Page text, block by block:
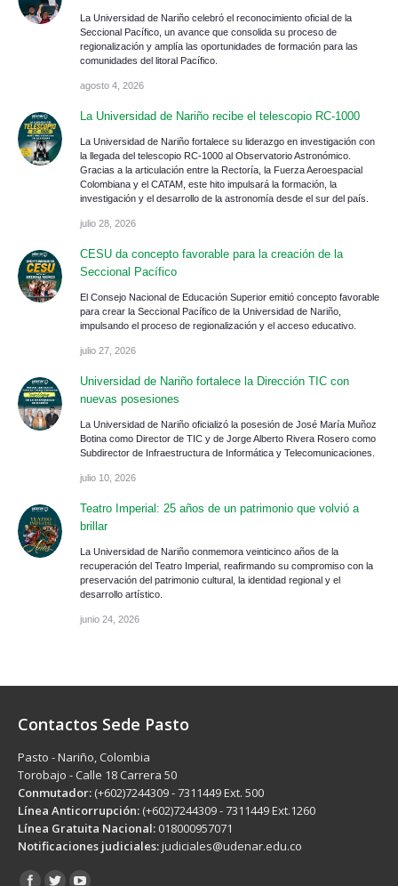
La Universidad de Nariño celebró el reconocimiento oficial de la
Seccional Pacífico, un avance que consolida su proceso de
regionalización y amplía las oportunidades de formación para las
comunidades del litoral Pacífico.
agosto 4, 2026
La Universidad de Nariño recibe el telescopio RC-1000
La Universidad de Nariño fortalece su liderazgo en investigación con
la llegada del telescopio RC-1000 al Observatorio Astronómico.
Gracias a la articulación entre la Rectoría, la Fuerza Aeroespacial
Colombiana y el CATAM, este hito impulsará la formación, la
investigación y el desarrollo de la astronomía desde el sur del país.
julio 28, 2026
CESU da concepto favorable para la creación de la
Seccional Pacífico
El Consejo Nacional de Educación Superior emitió concepto favorable
para crear la Seccional Pacífico de la Universidad de Nariño,
impulsando el proceso de regionalización y el acceso educativo.
julio 27, 2026
Universidad de Nariño fortalece la Dirección TIC con
nuevas posesiones
La Universidad de Nariño oficializó la posesión de José María Muñoz
Botina como Director de TIC y de Jorge Alberto Rivera Rosero como
Subdirector de Infraestructura de Informática y Telecomunicaciones.
julio 10, 2026
Teatro Imperial: 25 años de un patrimonio que volvió a
brillar
La Universidad de Nariño conmemora veinticinco años de la
recuperación del Teatro Imperial, reafirmando su compromiso con la
preservación del patrimonio cultural, la identidad regional y el
desarrollo artístico.
junio 24, 2026
Contactos Sede Pasto
Pasto - Nariño, Colombia
Torobajo - Calle 18 Carrera 50
Conmutador: (+602)7244309 - 7311449 Ext. 500
Línea Anticorrupción: (+602)7244309 - 7311449 Ext.1260
Línea Gratuita Nacional: 018000957071
Notificaciones judiciales:judiciales@udenar.edu.co
Encuéntranos en: